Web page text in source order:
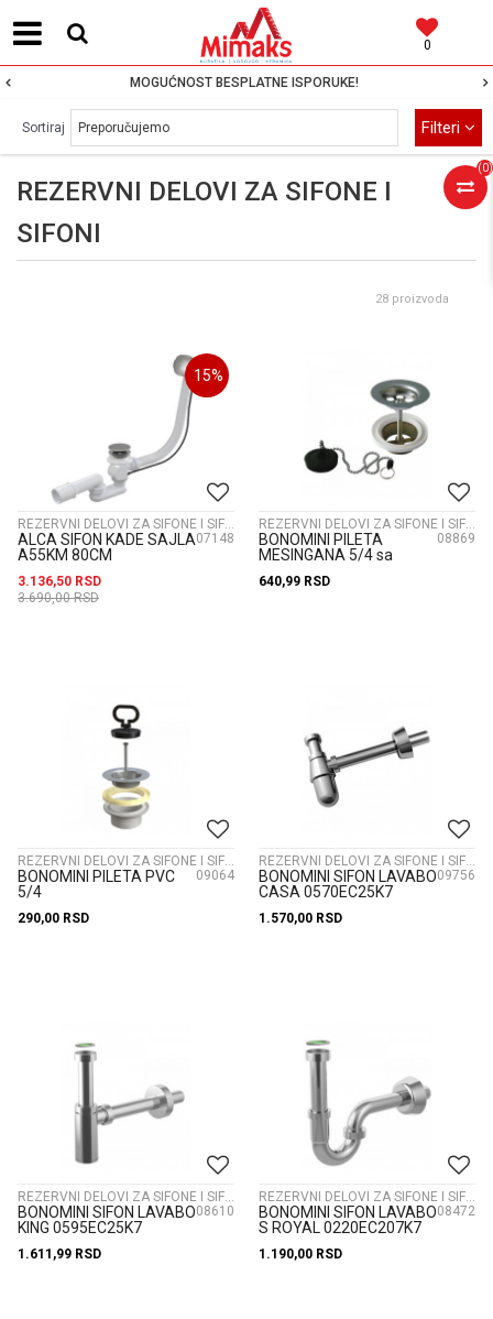
0
MOGUĆNOST BESPLATNE ISPORUKE!
(0)
REZERVNI DELOVI ZA SIFONE I
SIFONI
Sortiraj Filteri
28 proizvoda
15%
07148
ALCA SIFON KADE SAJLA
A55KM 80CM
3.136,50 RSD
3.690,00RSD
08869
BONOMINI PILETA
MESINGANA 5/4 sa
0926CN54B7
640,99 RSD
09064
BONOMINI PILETA PVC
5/4
290,00 RSD
09756
BONOMINI SIFON LAVABO
CASA 0570EC25K7
1.570,00 RSD
REZERVNI DELOVI ZA SIFONE I SIFONI
08610
BONOMINI SIFON LAVABO
KING 0595EC25K7
1.611,99 RSD
REZERVNI DELOVI ZA SIFONE I SIFONI
08472
BONOMINI SIFON LAVABO
S ROYAL 0220EC207K7
1.190,00 RSD